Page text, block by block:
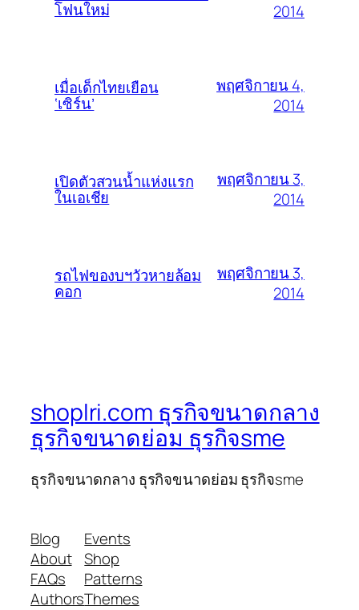
โฟนใหม่
2014
เมื่อเด็กไทยเยือน
‘เซิร์น’
พฤศจิกายน 4,
2014
เปิดตัวสวนน้ำแห่งแรก
ในเอเชีย
พฤศจิกายน 3,
2014
รถไฟของบฯวัวหายล้อม
คอก
พฤศจิกายน 3,
2014
shoplri.com ธุรกิจขนาดกลาง
ธุรกิจขนาดย่อม ธุรกิจsme
ธุรกิจขนาดกลาง ธุรกิจขนาดย่อม ธุรกิจsme
Blog
About
FAQs
Authors
Events
Shop
Patterns
Themes